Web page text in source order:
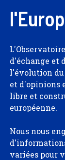
d'échange et
l'évolution du
et d'opinions
libre et
européenne.
Nous nous
variées pour